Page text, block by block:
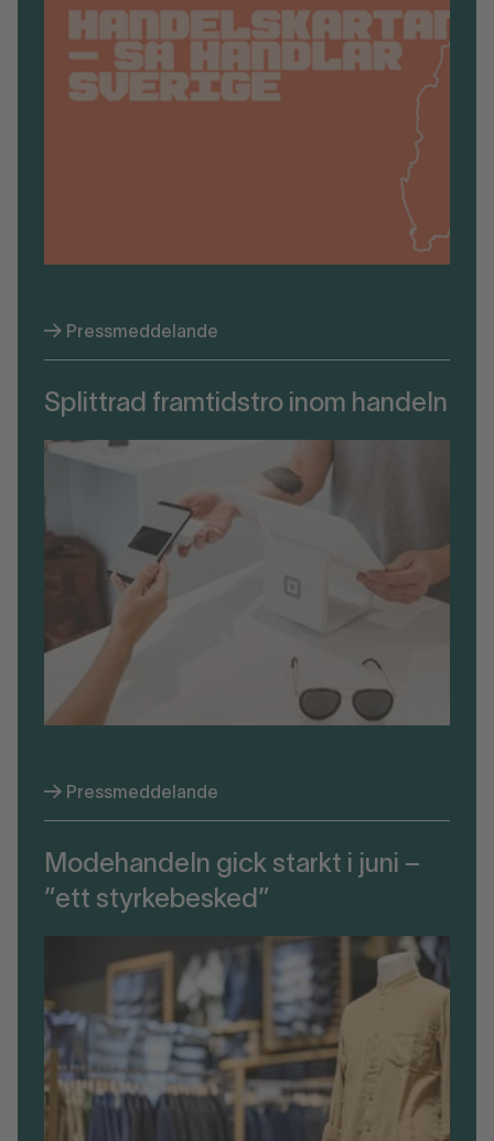
Pressmeddelande
Splittrad framtidstro inom handeln
Pressmeddelande
Modehandeln gick starkt i juni –
”ett styrkebesked”